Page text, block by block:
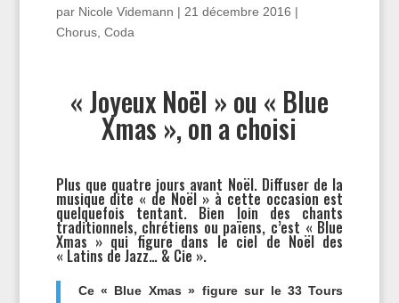
par Nicole Videmann | 21 décembre 2016 |
Chorus, Coda
« Joyeux Noël » ou « Blue
Xmas », on a choisi
Plus que quatre jours avant Noël. Diffuser de la
musique dite « de Noël » à cette occasion est
quelquefois tentant. Bien loin des chants
traditionnels, chrétiens ou païens, c’est « Blue
Xmas » qui figure dans le ciel de Noël des
« Latins de Jazz… & Cie ».
Ce « Blue Xmas » figure sur le 33 Tours